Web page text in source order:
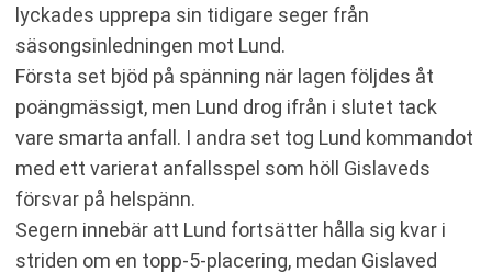
lyckades upprepa sin tidigare seger från
säsongsinledningen mot Lund.
Första set bjöd på spänning när lagen följdes åt
poängmässigt, men Lund drog ifrån i slutet tack
vare smarta anfall. I andra set tog Lund kommandot
med ett varierat anfallsspel som höll Gislaveds
försvar på helspänn.
Segern innebär att Lund fortsätter hålla sig kvar i
striden om en topp-5-placering, medan Gislaved